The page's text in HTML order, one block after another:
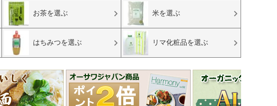
お茶を選ぶ 米を選ぶ
はちみつを選ぶ リマ化粧品を選ぶ